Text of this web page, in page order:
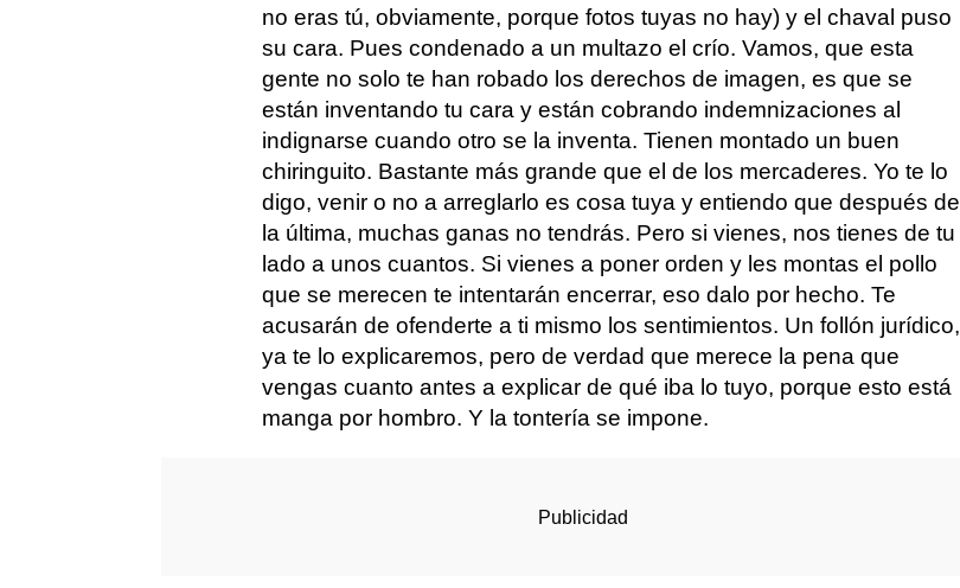
no eras tú, obviamente, porque fotos tuyas no hay) y el chaval puso
su cara. Pues condenado a un multazo el crío. Vamos, que esta
gente no solo te han robado los derechos de imagen, es que se
están inventando tu cara y están cobrando indemnizaciones al
indignarse cuando otro se la inventa. Tienen montado un buen
chiringuito. Bastante más grande que el de los mercaderes. Yo te lo
digo, venir o no a arreglarlo es cosa tuya y entiendo que después de
la última, muchas ganas no tendrás. Pero si vienes, nos tienes de tu
lado a unos cuantos. Si vienes a poner orden y les montas el pollo
que se merecen te intentarán encerrar, eso dalo por hecho. Te
acusarán de ofenderte a ti mismo los sentimientos. Un follón jurídico,
ya te lo explicaremos, pero de verdad que merece la pena que
vengas cuanto antes a explicar de qué iba lo tuyo, porque esto está
manga por hombro. Y la tontería se impone.